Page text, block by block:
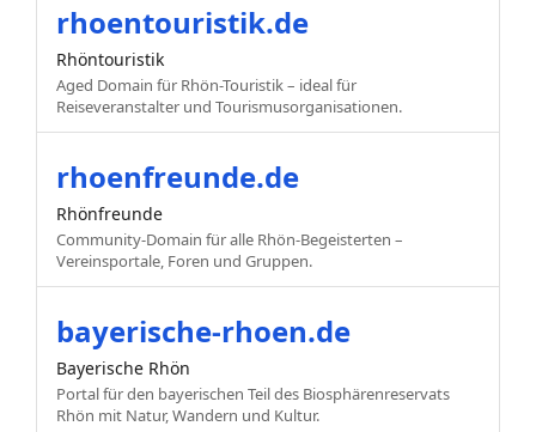
rhoentouristik.de
Rhöntouristik
Aged Domain für Rhön-Touristik – ideal für
Reiseveranstalter und Tourismusorganisationen.
rhoenfreunde.de
Rhönfreunde
Community-Domain für alle Rhön-Begeisterten –
Vereinsportale, Foren und Gruppen.
bayerische-rhoen.de
Bayerische Rhön
Portal für den bayerischen Teil des Biosphärenreservats
Rhön mit Natur, Wandern und Kultur.